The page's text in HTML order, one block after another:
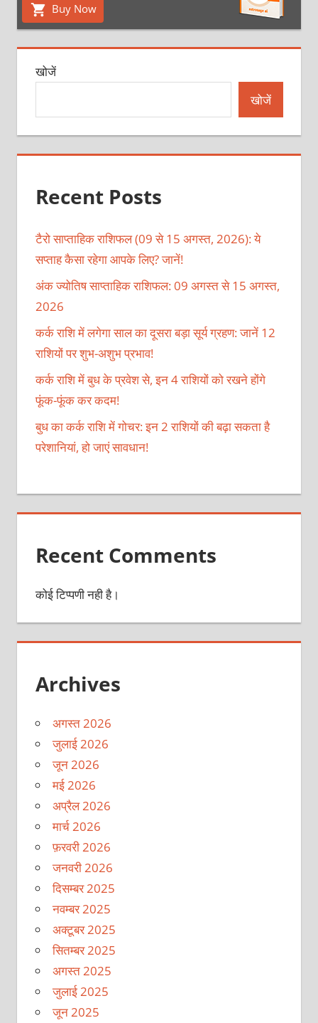
Buy Now
खोजें
खोजें
Recent Posts
टैरो साप्ताहिक राशिफल (09 से 15 अगस्त, 2026): ये
सप्ताह कैसा रहेगा आपके लिए? जानें!
अंक ज्योतिष साप्ताहिक राशिफल: 09 अगस्त से 15 अगस्त,
2026
कर्क राशि में लगेगा साल का दूसरा बड़ा सूर्य ग्रहण: जानें 12
राशियों पर शुभ-अशुभ प्रभाव!
कर्क राशि में बुध के प्रवेश से, इन 4 राशियों को रखने होंगे
फूंक-फूंक कर कदम!
बुध का कर्क राशि में गोचर: इन 2 राशियों की बढ़ा सकता है
परेशानियां, हो जाएं सावधान!
Recent Comments
कोई टिप्पणी नही है।
Archives
अगस्त 2026
जुलाई 2026
जून 2026
मई 2026
अप्रैल 2026
मार्च 2026
फ़रवरी 2026
जनवरी 2026
दिसम्बर 2025
नवम्बर 2025
अक्टूबर 2025
सितम्बर 2025
अगस्त 2025
जुलाई 2025
जून 2025